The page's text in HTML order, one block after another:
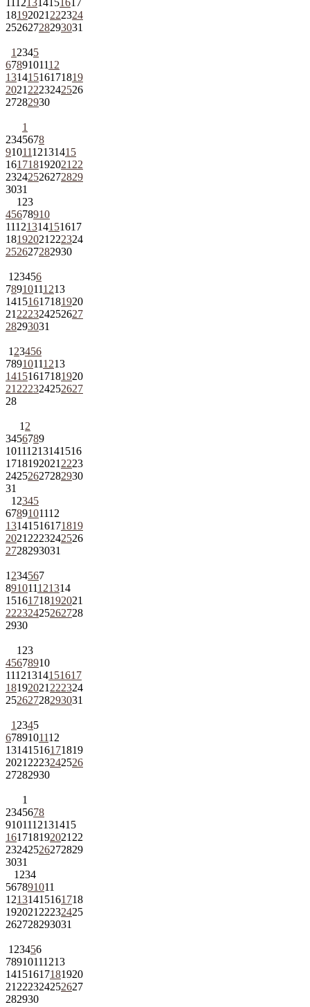
18192021 222324
25262728293031
1 2345
6789101112
13141516171819
2021 2223242526
27282930
1
2345678
9101112131415
161718192021 22
23242526272829
3031
1 23
45678910
11121314151617
18192021 222324
252627282930
1 23456
78910111213
14151617181920
21 222324252627
28293031
1 23456
78910111213
14151617181920
21 222324252627
28
1 2
3456789
10111213141516
1718192021 2223
24252627282930
31
1 2345
6789101112
13141516171819
2021 2223242526
2728293031
1 234567
891011121314
15161718192021
22232425262728
2930
1 23
45678910
11121314151617
18192021 222324
25262728293031
1 2345
6789101112
13141516171819
2021 2223242526
27282930
1
2345678
9101112131415
161718192021 22
23242526272829
3031
1 234
567891011
12131415161718
192021 22232425
262728293031
1 23456
78910111213
14151617181920
21 222324252627
282930